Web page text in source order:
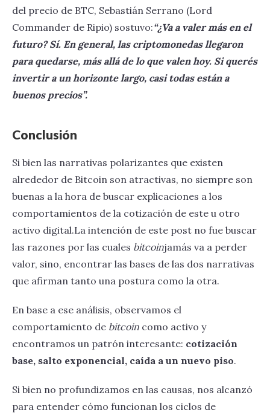
del precio de BTC, Sebastián Serrano (Lord
Commander de Ripio) sostuvo:“¿Va a valer más en el
futuro? Sí. En general, las criptomonedas llegaron
para quedarse, más allá de lo que valen hoy. Si querés
invertir a un horizonte largo, casi todas están a
buenos precios”.
Conclusión
Si bien las narrativas polarizantes que existen
alrededor de Bitcoin son atractivas, no siempre son
buenas a la hora de buscar explicaciones a los
comportamientos de la cotización de este u otro
activo digital.La intención de este post no fue buscar
las razones por las cuales bitcoinjamás va a perder
valor, sino, encontrar las bases de las dos narrativas
que afirman tanto una postura como la otra.
En base a ese análisis, observamos el
comportamiento de bitcoin como activo y
encontramos un patrón interesante: cotización
base, salto exponencial, caída a un nuevo piso.
Si bien no profundizamos en las causas, nos alcanzó
para entender cómo funcionan los ciclos de